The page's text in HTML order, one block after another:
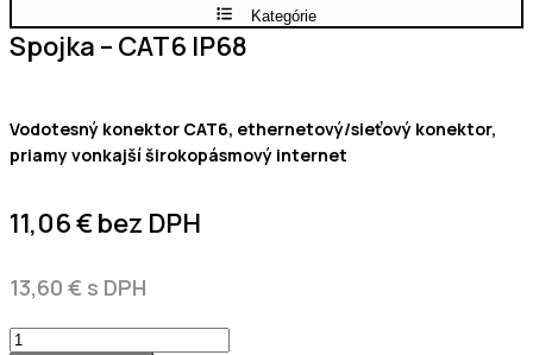
Kategórie
Spojka – CAT6 IP68
Vodotesný konektor CAT6, ethernetový/sieťový konektor,
priamy vonkajší širokopásmový internet
11,06€bez DPH
13,60 € s DPH
množstvo